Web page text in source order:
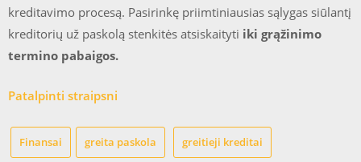
kreditavimo procesą. Pasirinkę priimtiniausias sąlygas siūlantį
kreditorių už paskolą stenkitės atsiskaityti iki grąžinimo
termino pabaigos.
Patalpinti straipsni
Finansai greita paskola greitieji kreditai